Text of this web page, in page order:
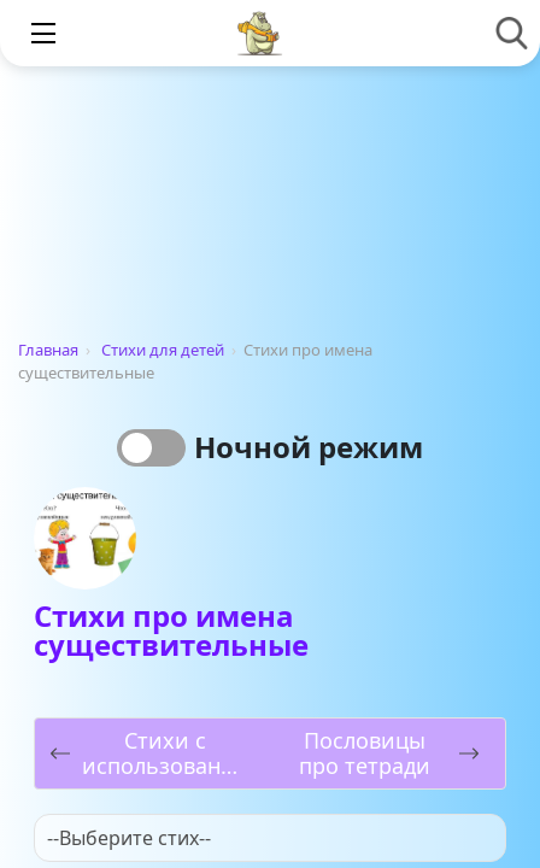
Главная › Стихи для детей › Стихи про имена
существительные
Ночной режим
Стихи про имена
существительные
Стихи с
использование
м метафор
Пословицы
про тетради
--Выберите стих--